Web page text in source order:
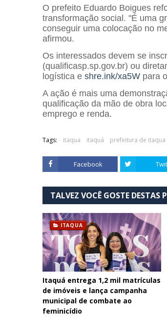
O prefeito Eduardo Boigues
transformação social. "É uma
conseguir uma colocação no
afirmou.
Os interessados devem se
(qualificasp.sp.gov.br) ou
logística e shre.ink/xa5W para
A ação é mais uma
qualificação da mão de obra
emprego e renda.
Tags: itaqua itaquá prefeitura de itaqua
Facebook
TALVEZ VOCÊ GOSTE DESTAS
ITAQUA
Itaquá entrega 1,2 mil matrículas
de imóveis e lança campanha
municipal de combate ao
feminicídio